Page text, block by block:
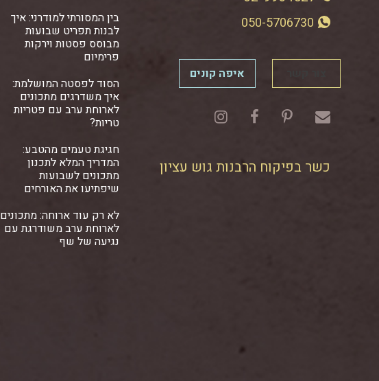
איפה קונים
כשר בפיקוח הרבנות גוש עציון
בין המסורתי למודרני: איך
לבנות תפריט שבועות
מבוסס פסטות וירקות
פרימיום
הסוד לפסטה המושלמת:
איך משדרגים מתכונים
לארוחת ערב עם פטריות
טריות?
חגיגת טעמים מהטבע:
המדריך המלא לתכנון
מתכונים לשבועות
שיפתיעו את האורחים
לא רק עוד ארוחה: מתכונים
לארוחת ערב משודרגת עם
נגיעה של שף